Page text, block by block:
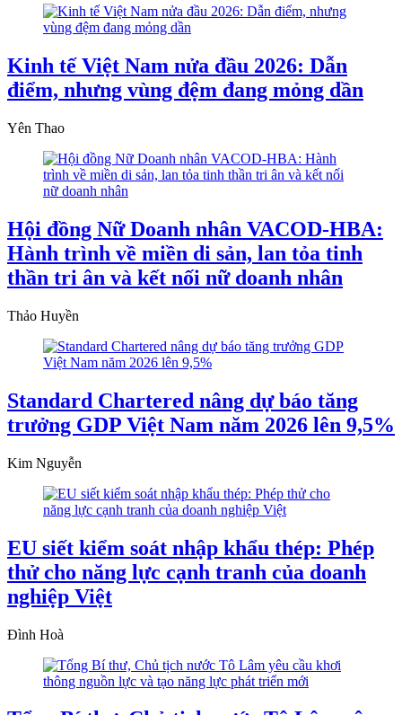
Kinh tế Việt Nam nửa đầu 2026: Dẫn
điểm, nhưng vùng đệm đang mỏng dần
Yên Thao
Hội đồng Nữ Doanh nhân VACOD-HBA:
Hành trình về miền di sản, lan tỏa tinh
thần tri ân và kết nối nữ doanh nhân
Thảo Huyền
Standard Chartered nâng dự báo tăng
trưởng GDP Việt Nam năm 2026 lên 9,5%
Kim Nguyễn
EU siết kiểm soát nhập khẩu thép: Phép
thử cho năng lực cạnh tranh của doanh
nghiệp Việt
Đình Hoà